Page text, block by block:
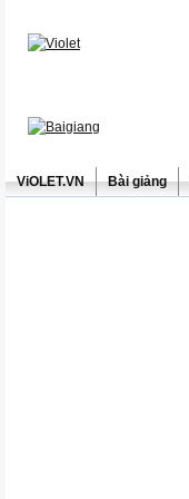
ViOLET.VN Bài giảng